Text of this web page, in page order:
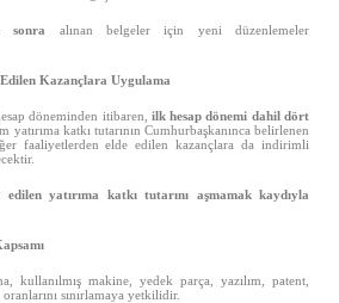
sonra alınan belgeler için yeni düzenlemeler
Kazançlara Uygulama
döneminden itibaren, ilk hesap dönemi dahil dört
yatırıma katkı tutarının Cumhurbaşkanınca belirlenen
faaliyetlerden elde edilen kazançlara da indirimli
edilen yatırıma katkı tutarını aşmamak kaydıyla
kullanılmış makine, yedek parça, yazılım, patent,
sınırlamaya yetkilidir.